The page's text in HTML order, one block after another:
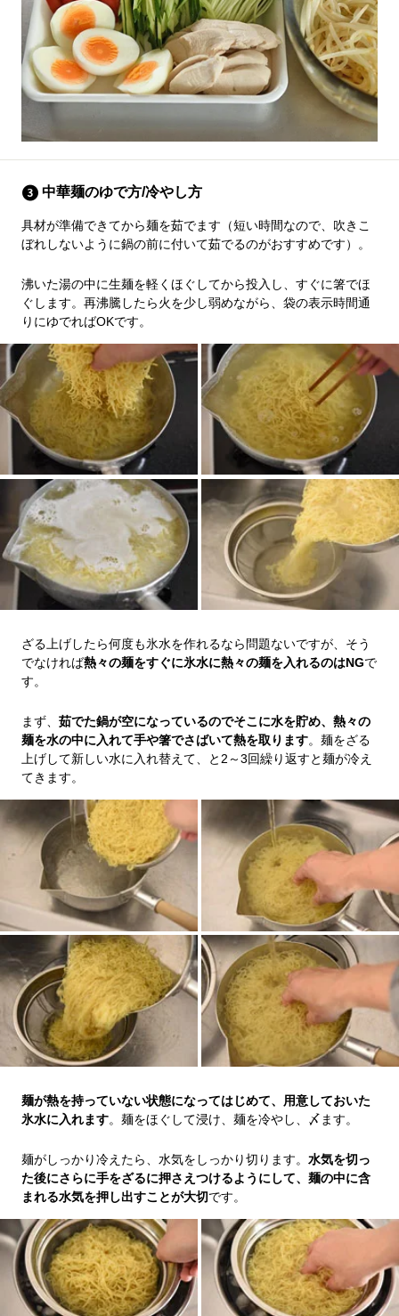
中華麺のゆで方/冷やし方
具材が準備できてから麺を茹でます（短い時間なので、吹きこ
ぼれしないように鍋の前に付いて茹でるのがおすすめです）。
沸いた湯の中に生麺を軽くほぐしてから投入し、すぐに箸でほ
ぐします。再沸騰したら火を少し弱めながら、袋の表示時間通
りにゆでればOKです。
ざる上げしたら何度も氷水を作れるなら問題ないですが、そう
でなければ熱々の麺をすぐに氷水に熱々の麺を入れるのはNGで
す。
まず、 茹でた鍋が空になっているのでそこに水を貯め、熱々の
麺を水の中に入れて手や箸でさばいて熱を取ります。麺をざる
上げして新しい水に入れ替えて、と2～3回繰り返すと麺が冷え
てきます。
麺が熱を持っていない状態になってはじめて、用意しておいた
氷水に入れます。麺をほぐして浸け、麺を冷やし、〆ます。
麺がしっかり冷えたら、水気をしっかり切ります。 水気を切っ
た後にさらに手をざるに押さえつけるようにして、麺の中に含
まれる水気を押し出すことが大切です。